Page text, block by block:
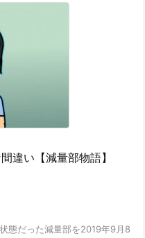
違い【減量部物語】
態だった減量部を2019年9月8